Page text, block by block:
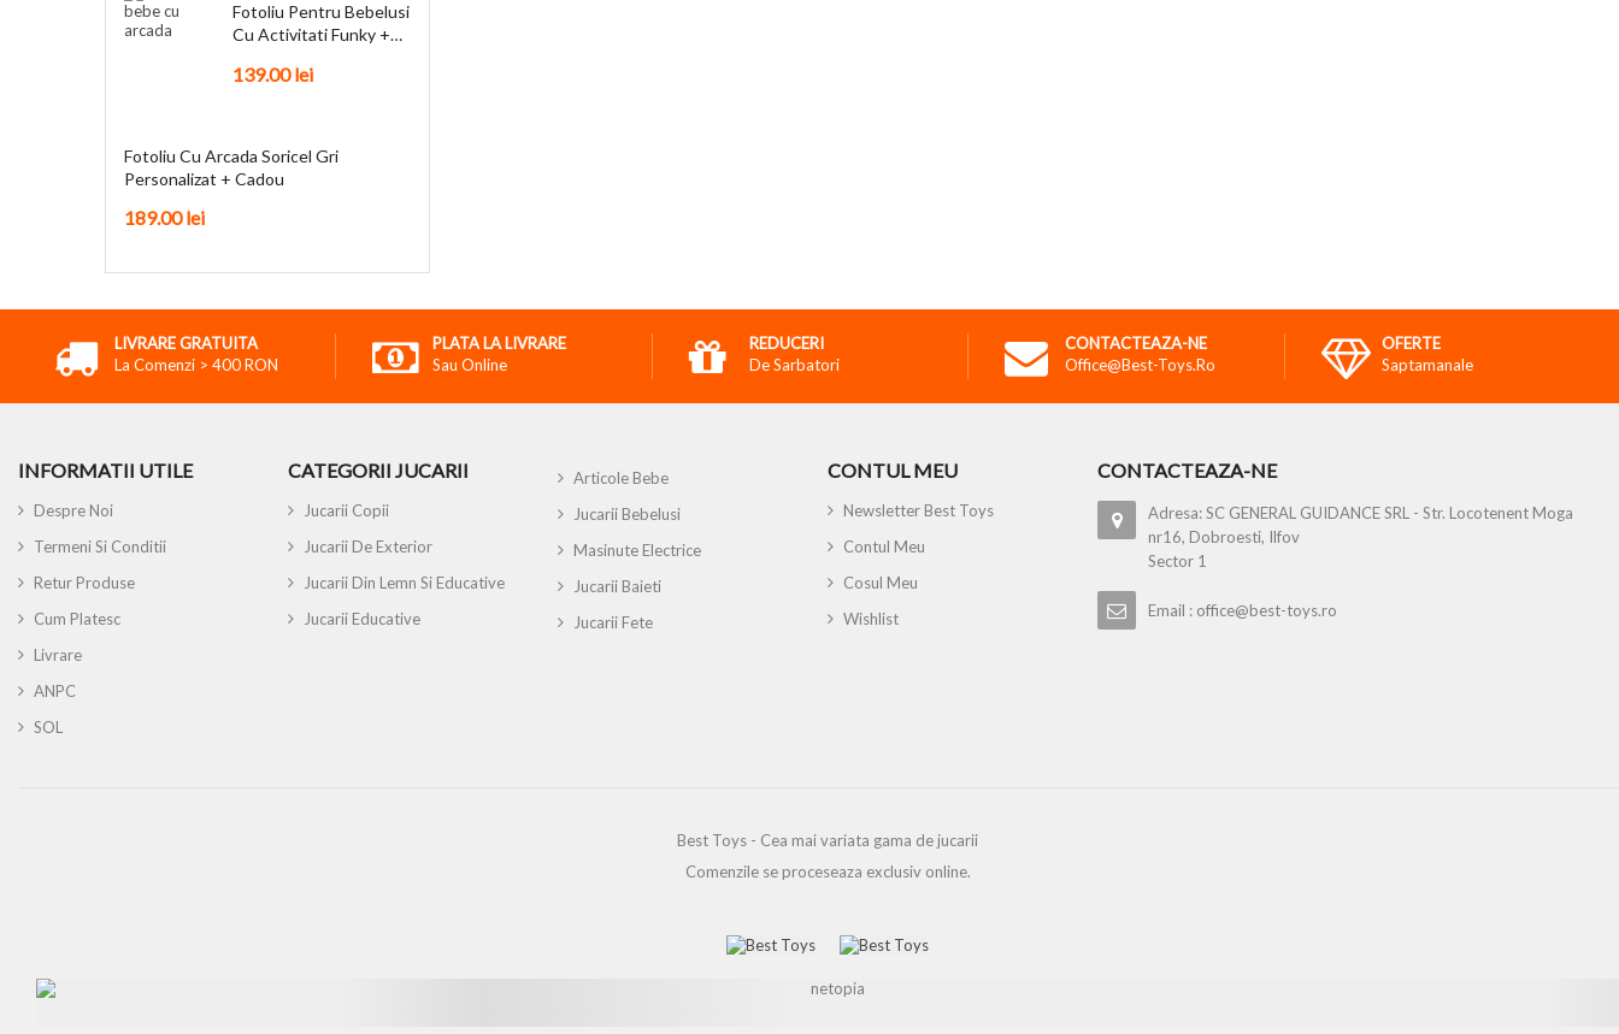
Fotoliu Pentru Bebelusi
Cu Activitati Funky +
139.00lei
Fotoliu Cu Arcada Soricel Gri
Personalizat + Cadou
189.00lei
LIVRARE GRATUITA
La Comenzi > 400 RON
PLATA LA LIVRARE
Sau Online
REDUCERI
De Sarbatori
CONTACTEAZA-NE
Office@best-Toys.ro
OFERTE
Saptamanale
INFORMATII UTILE
Despre Noi
Termeni Si Conditii
Retur Produse
Cum Platesc
Livrare
ANPC
SOL
CATEGORII JUCARII
Jucarii Copii
Jucarii De Exterior
Jucarii Din Lemn Si Educative
Jucarii Educative
Articole Bebe
Jucarii Bebelusi
Masinute Electrice
Jucarii Baieti
Jucarii Fete
CONTUL MEU
Newsletter Best Toys
Contul Meu
Cosul Meu
Wishlist
CONTACTEAZA-NE
Adresa: SC GENERAL GUIDANCE SRL - Str. Locotenent Moga
nr16, Dobroesti, Ilfov
Sector 1
Email : office@best-toys.ro
Best Toys - Cea mai variata gama de jucarii
Comenzile se proceseaza exclusiv online.